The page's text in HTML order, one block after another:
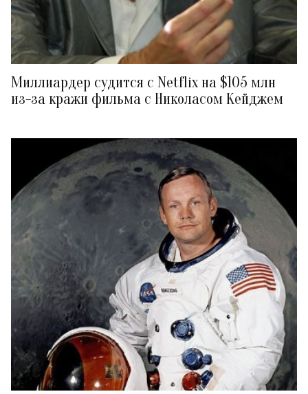
Миллиардер судится с Netflix на $105 млн
из-за кражи фильма с Николасом Кейджем